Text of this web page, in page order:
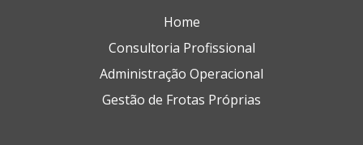
Home
Consultoria Profissional
Administração Operacional
Gestão de Frotas Próprias